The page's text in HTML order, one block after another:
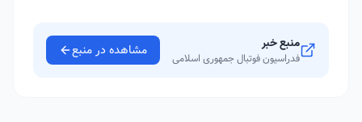
منبع خبر
فدراسیون فوتبال جمهوری اسلامی مشاهده در منبع